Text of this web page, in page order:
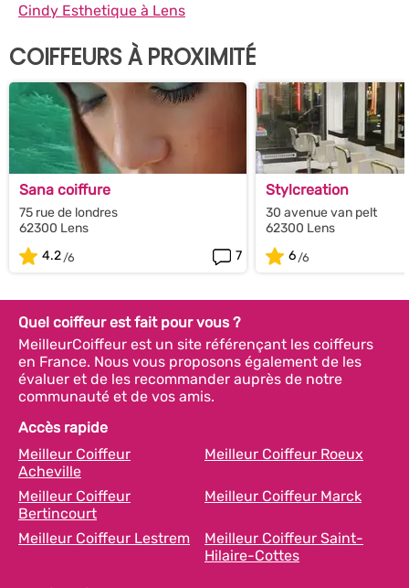
Cindy Esthetique à Lens
COIFFEURS À PROXIMITÉ
Sana coiffure
75 rue de londres
62300 Lens
4.2
7
Stylcreation
30 avenue van pelt
62300 Lens
6
Quel coiffeur est fait pour vous ?
MeilleurCoiffeur est un site référençant les coiffeurs
en France. Nous vous proposons également de les
évaluer et de les recommander auprès de notre
communauté et de vos amis.
Accès rapide
Meilleur Coiffeur
Acheville
Meilleur Coiffeur Roeux
Meilleur Coiffeur
Bertincourt
Meilleur Coiffeur Marck
Meilleur Coiffeur Lestrem
Meilleur Coiffeur Saint-
Hilaire-Cottes